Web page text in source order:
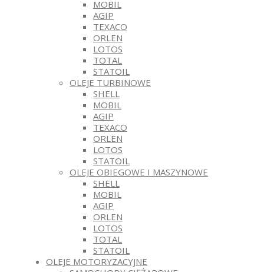
MOBIL
AGIP
TEXACO
ORLEN
LOTOS
TOTAL
STATOIL
OLEJE TURBINOWE
SHELL
MOBIL
AGIP
TEXACO
ORLEN
LOTOS
STATOIL
OLEJE OBIEGOWE I MASZYNOWE
SHELL
MOBIL
AGIP
ORLEN
LOTOS
TOTAL
STATOIL
OLEJE MOTORYZACYJNE